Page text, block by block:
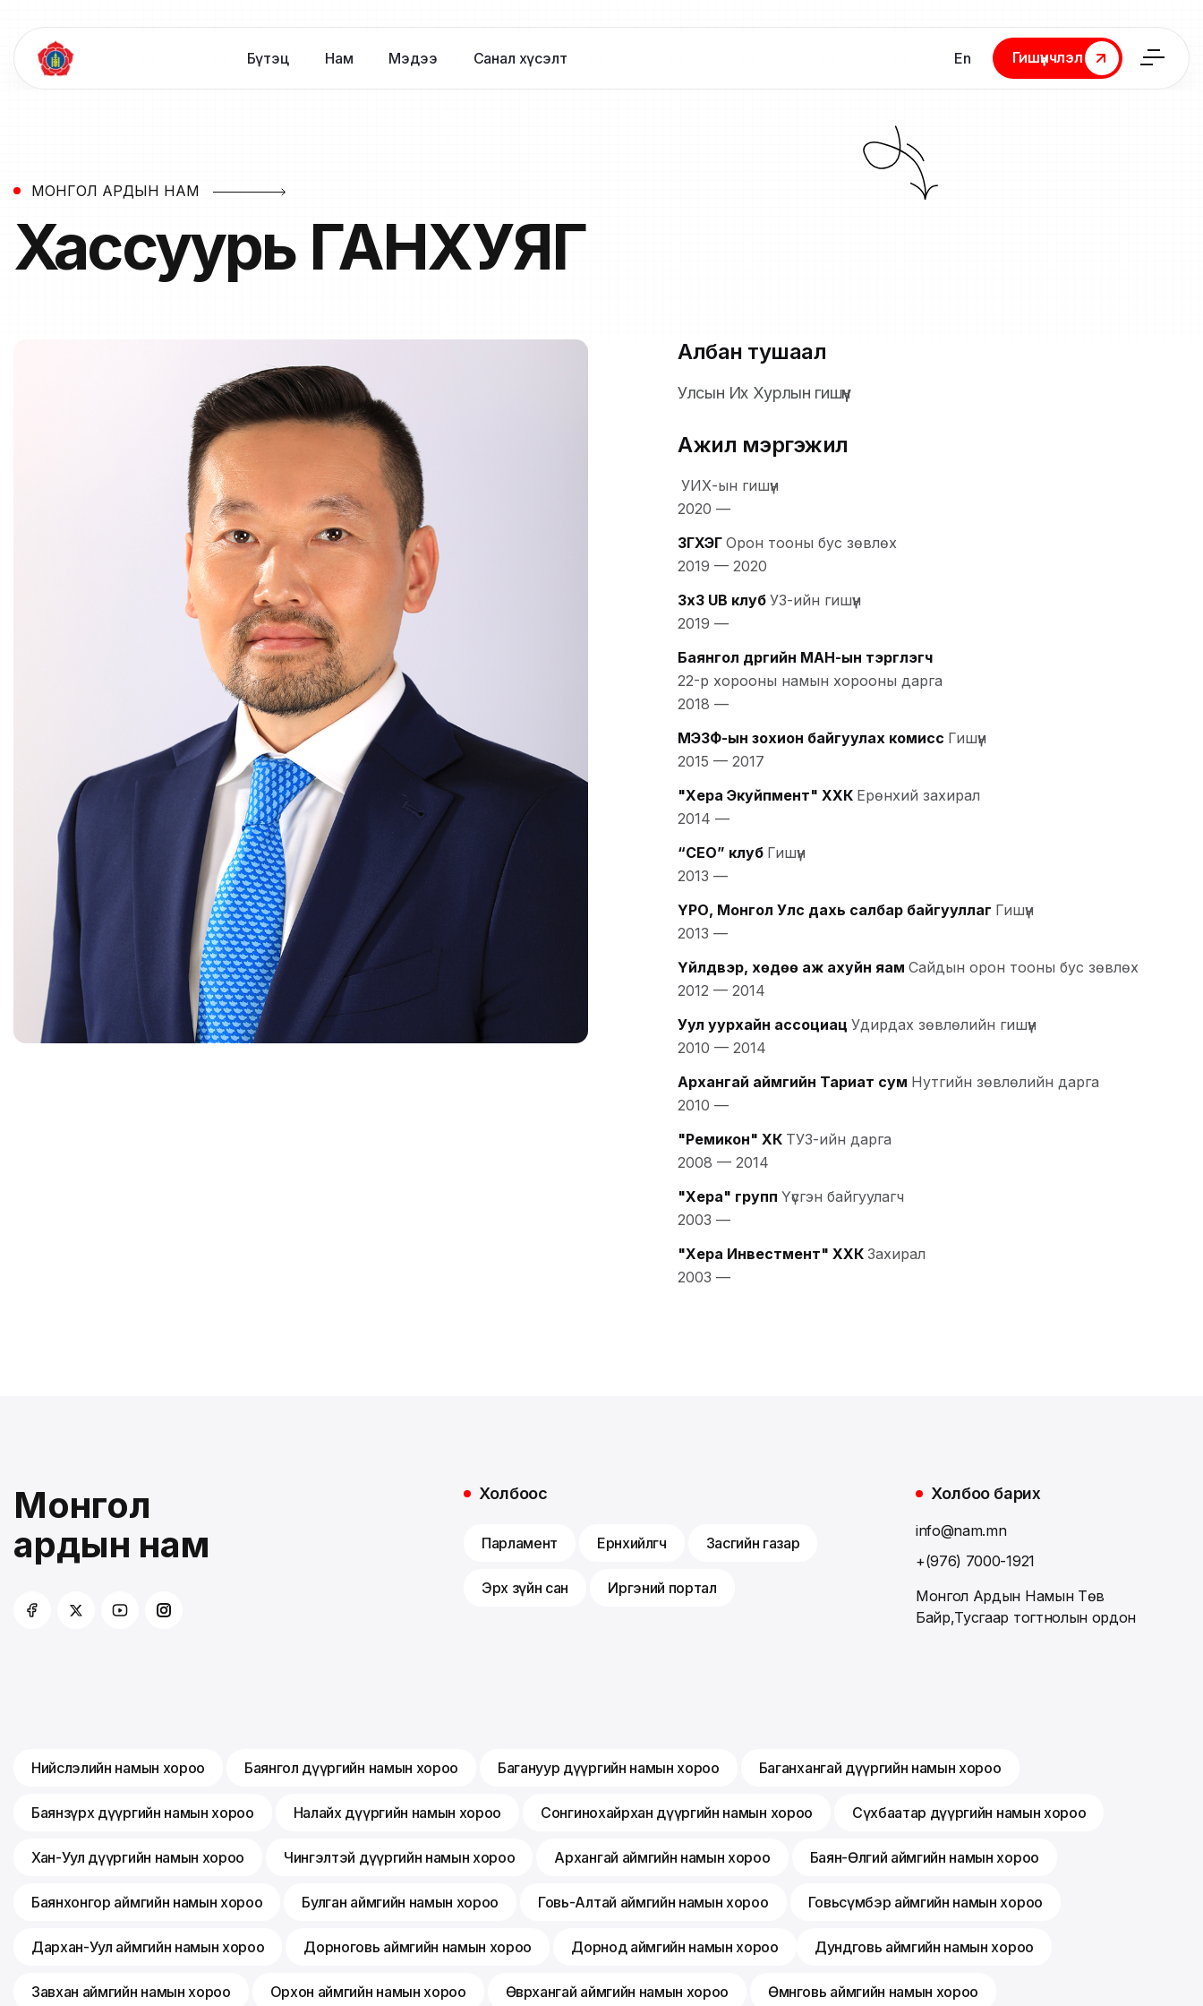
Бүтэц Нам Мэдээ Санал хүсэлт En
Гишүүнчлэл
Гишүүнчлэл
МОНГОЛ АРДЫН НАМ
Хассуурь ГАНХУЯГ
Албан тушаал
Улсын Их Хурлын гишүүн
Ажил мэргэжил
УИХ-ын гишүүн
2020 —
ЗГХЭГ Орон тооны бус зөвлөх
2019 — 2020
ЗхЗ UB клуб УЗ-ийн гишүүн
2019 —
Баянгол дүүргийн МАН-ын тэргүүлэгч
22-р хорооны намын хорооны дарга
2018 —
МЭЗФ-ын зохион байгуулах комисс Гишүүн
2015 — 2017
"Хера Экуйпмент" ХХК Ерөнхий захирал
2014 —
“CEO” клуб Гишүүн
2013 —
ҮРО, Монгол Улс дахь салбар байгууллаг Гишүүн
2013 —
Үйлдвэр, хөдөө аж ахуйн яам Сайдын орон тооны бус зөвлөх
2012 — 2014
Уул уурхайн ассоциац Удирдах зөвлөлийн гишүүн
2010 — 2014
Архангай аймгийн Тариат сум Нутгийн зөвлөлийн дарга
2010 —
"Ремикон" ХК ТУЗ-ийн дарга
2008 — 2014
"Хера" групп Үүсгэн байгуулагч
2003 —
"Хера Инвестмент" ХХК Захирал
2003 —
Монгол
ардын нам
Холбоос
Парламент Ерөнхийлөгч Засгийн газар
Эрх зүйн сан Иргэний портал
Холбоо барих
info@nam.mn
+(976) 7000-1921
Монгол Ардын Намын Төв
Байр,Тусгаар тогтнолын ордон
Нийслэлийн намын хороо Баянгол дүүргийн намын хороо Багануур дүүргийн намын хороо Баганхангай дүүргийн намын хороо
Баянзүрх дүүргийн намын хороо Налайх дүүргийн намын хороо Сонгинохайрхан дүүргийн намын хороо Сүхбаатар дүүргийн намын хороо
Хан-Уул дүүргийн намын хороо Чингэлтэй дүүргийн намын хороо Архангай аймгийн намын хороо Баян-Өлгий аймгийн намын хороо
Баянхонгор аймгийн намын хороо Булган аймгийн намын хороо Говь-Алтай аймгийн намын хороо Говьсүмбэр аймгийн намын хороо
Дархан-Уул аймгийн намын хороо Дорноговь аймгийн намын хороо Дорнод аймгийн намын хороо Дундговь аймгийн намын хороо
Завхан аймгийн намын хороо Орхон аймгийн намын хороо Өвөрхангай аймгийн намын хороо Өмнөговь аймгийн намын хороо